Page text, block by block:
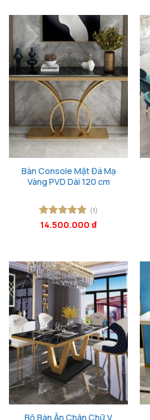
Bàn Console Mặt Đá Mạ
Vàng PVD Dài 120 cm
Được xếp
(1)
14.500.000 ₫
Bộ Bàn Ăn Chân Chữ V